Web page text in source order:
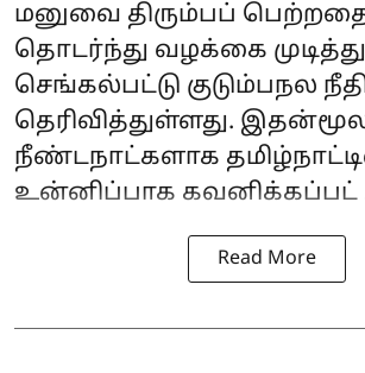
மனுவை திரும்பப்
தொடர்ந்து வழக்கை
செங்கல்பட்டு குடும்பநல
தெரிவித்துள்ளது.
நீண்டநாட்களாக
உன்னிப்பாக கவனிக்கப்பட்
Read More